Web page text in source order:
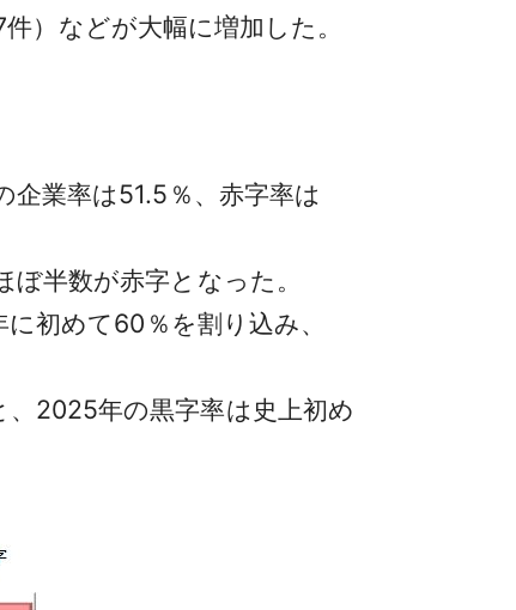
）などが大幅に増加した。
業率は51.5％、赤字率は
半数が赤字となった。
初めて60％を割り込み、
2025年の黒字率は史上初め